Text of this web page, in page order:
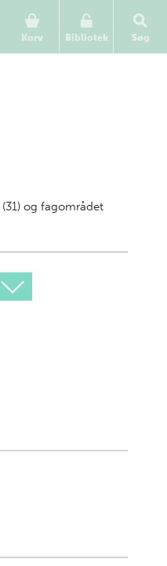
Kurv
Bibliotek Søg
(31) og fagområdet